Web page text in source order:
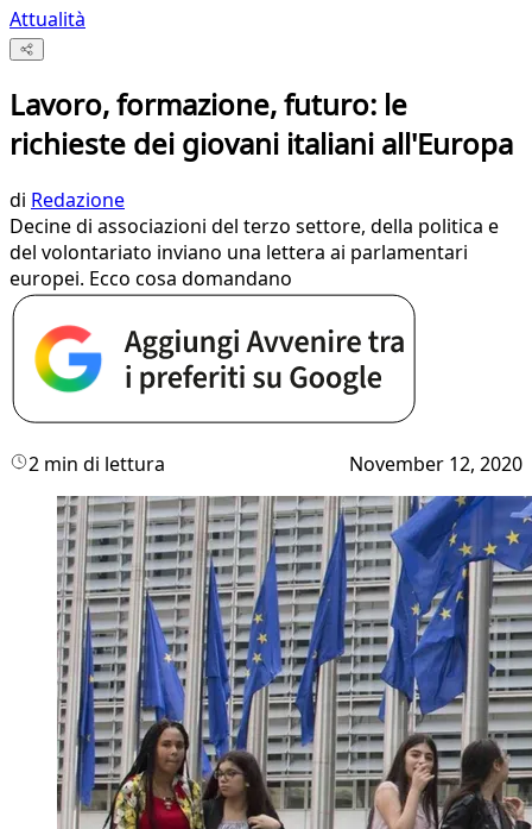
Attualità
Lavoro, formazione, futuro: le
richieste dei giovani italiani all'Europa
di Redazione
Decine di associazioni del terzo settore, della politica e
del volontariato inviano una lettera ai parlamentari
europei. Ecco cosa domandano
2 min di lettura November 12, 2020